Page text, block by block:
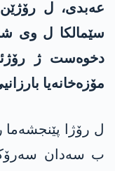
عه‌بدی، ل
سێمالكا ل وی
دخوه‌ست ژ
مۆزه‌خانه‌یا
ب سه‌دان